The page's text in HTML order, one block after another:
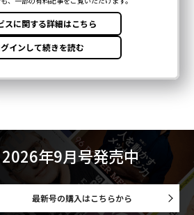
2026年9月号発売中
最新号の購入はこちらから